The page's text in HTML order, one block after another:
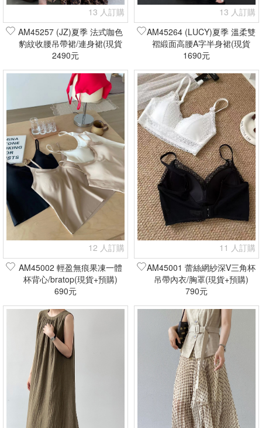
13 人訂購
AM45257 (JZ)夏季 法式咖色
豹紋收腰吊帶裙/連身裙(現貨
+預購)
2490元
13 人訂購
AM45264 (LUCY)夏季 溫柔雙
褶緞面高腰A字半身裙(現貨
+預購)
1690元
12 人訂購
AM45002 輕盈無痕果凍一體
杯背心/bratop(現貨+預購)
690元
11 人訂購
AM45001 蕾絲網紗深V三角杯
吊帶內衣/胸罩(現貨+預購)
790元